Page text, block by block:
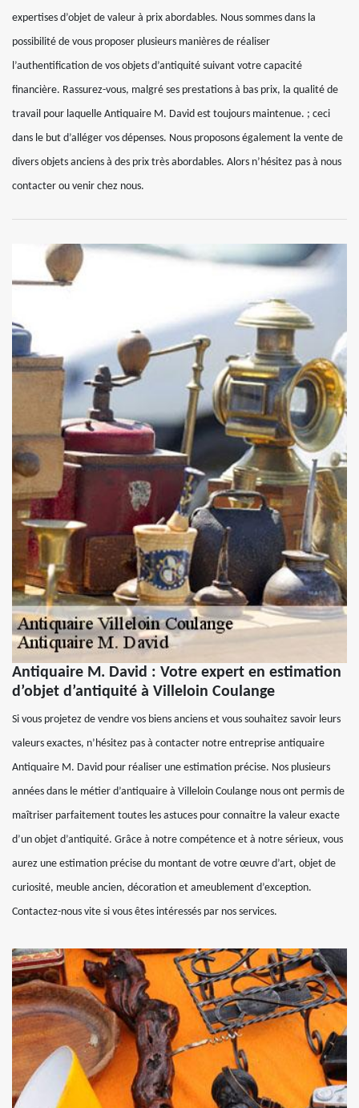
expertises d’objet de valeur à prix abordables. Nous sommes dans la
possibilité de vous proposer plusieurs manières de réaliser
l’authentification de vos objets d’antiquité suivant votre capacité
financière. Rassurez-vous, malgré ses prestations à bas prix, la qualité de
travail pour laquelle Antiquaire M. David est toujours maintenue. ; ceci
dans le but d’alléger vos dépenses. Nous proposons également la vente de
divers objets anciens à des prix très abordables. Alors n’hésitez pas à nous
contacter ou venir chez nous.
Antiquaire M. David : Votre expert en estimation
d’objet d’antiquité à Villeloin Coulange
Si vous projetez de vendre vos biens anciens et vous souhaitez savoir leurs
valeurs exactes, n’hésitez pas à contacter notre entreprise antiquaire
Antiquaire M. David pour réaliser une estimation précise. Nos plusieurs
années dans le métier d’antiquaire à Villeloin Coulange nous ont permis de
maîtriser parfaitement toutes les astuces pour connaitre la valeur exacte
d’un objet d’antiquité. Grâce à notre compétence et à notre sérieux, vous
aurez une estimation précise du montant de votre œuvre d’art, objet de
curiosité, meuble ancien, décoration et ameublement d’exception.
Contactez-nous vite si vous êtes intéressés par nos services.